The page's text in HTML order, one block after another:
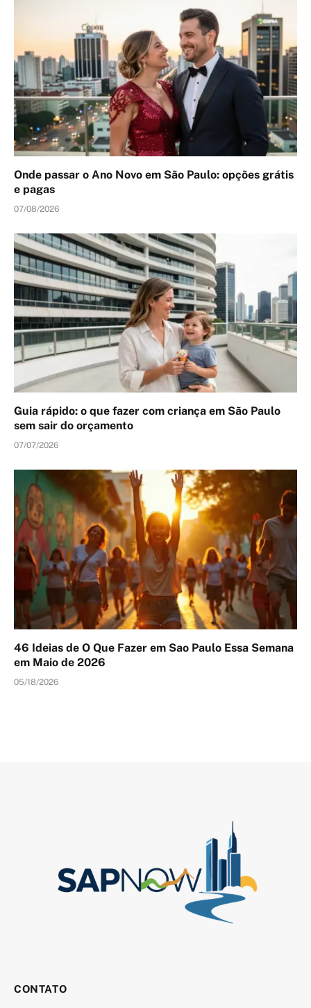
Onde passar o Ano Novo em São Paulo: opções grátis
e pagas
07/08/2026
Guia rápido: o que fazer com criança em São Paulo
sem sair do orçamento
07/07/2026
46 Ideias de O Que Fazer em Sao Paulo Essa Semana
em Maio de 2026
05/18/2026
CONTATO